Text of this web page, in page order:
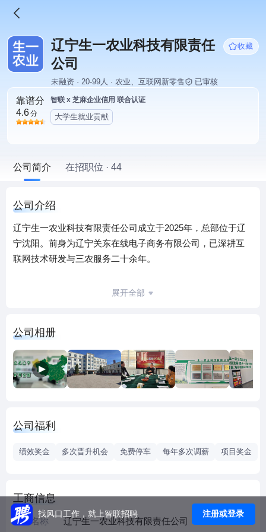
辽宁生一农业科技有限责任
公司
收藏
未融资 · 20-99人 · 农业、互联网新零售 已审核
靠谱分
4.6分
智联 x 芝麻企业信用 联合认证
大学生就业贡献
公司简介 在招职位 · 44
公司介绍
辽宁生一农业科技有限责任公司成立于2025年，总部位于辽
宁沈阳。前身为辽宁关东在线电子商务有限公司，已深耕互
联网技术研发与三农服务二十余年。
我们并非传统的电商平台，而是以数据为核心驱动、以服务
力于通过技术创新与模式革新，系统性改善广大农民的生产
生活质量。平台深度整合社会多元资源，砍掉冗余流通环
节，放大规模化集采优势，让农民以更实惠的价格，获取品
类更丰富、品质更可靠的生产资料与生活用品；同时以数字
愿景：成为中国农业数字化生态的领航构建者
使命：系统性降低农业风险与成本，提升全产业价值与民生
展开全部
公司相册
公司福利
绩效奖金 多次晋升机会 免费停车 每年多次调薪 项目奖金
工商信息
企业名称 辽宁生一农业科技有限责任公司
找风口工作，就上智联招聘 注册或登录